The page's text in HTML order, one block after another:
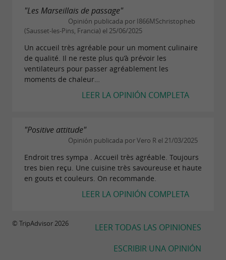
"Les Marseillais de passage"
Opinión publicada por I866MSchristopheb
(Sausset-les-Pins, Francia) el 25/06/2025
Un accueil très agréable pour un moment culinaire
de qualité. Il ne reste plus qu’à prévoir les
ventilateurs pour passer agréablement les
moments de chaleur…
LEER LA OPINIÓN COMPLETA
"Positive attitude"
Opinión publicada por Vero R el 21/03/2025
Endroit tres sympa . Accueil très agréable. Toujours
tres bien reçu. Une cuisine très savoureuse et haute
en gouts et couleurs. On recommande.
LEER LA OPINIÓN COMPLETA
LEER TODAS LAS OPINIONES
ESCRIBIR UNA OPINIÓN
© TripAdvisor 2026